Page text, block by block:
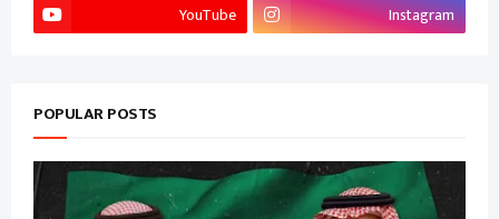
YouTube
Instagram
POPULAR POSTS